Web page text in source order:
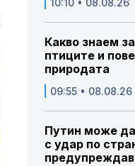
10:10 • 08.08.26
Какво знаем
птиците и
природата
09:55 • 08.08.26
Путин може
с удар по